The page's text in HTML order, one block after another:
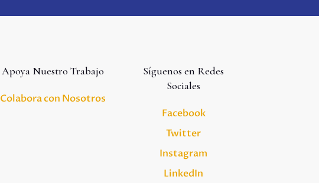
Apoya Nuestro Trabajo
Colabora con Nosotros
Síguenos en Redes
Sociales
Facebook
Twitter
Instagram
LinkedIn